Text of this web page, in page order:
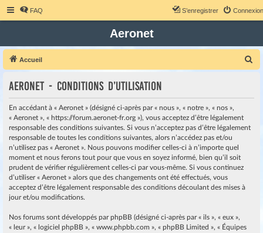
FAQ Connexion
S’enregistrer
Aeronet
Accueil
Aeronet - Conditions d’utilisation
En accédant à « Aeronet » (désigné ci-après par « nous », « notre », « nos »,
« Aeronet », « https://forum.aeronet-fr.org »), vous acceptez d’être légalement
responsable des conditions suivantes. Si vous n’acceptez pas d’être légalement
responsable de toutes les conditions suivantes, alors n’accédez pas et/ou
n’utilisez pas « Aeronet ». Nous pouvons modifier celles-ci à n’importe quel
moment et nous ferons tout pour que vous en soyez informé, bien qu’il soit
prudent de vérifier régulièrement celles-ci par vous-même. Si vous continuez
d’utiliser « Aeronet » alors que des changements ont été effectués, vous
acceptez d’être légalement responsable des conditions découlant des mises à
jour et/ou modifications.
Nos forums sont développés par phpBB (désigné ci-après par « ils », « eux »,
« leur », « logiciel phpBB », « www.phpbb.com », « phpBB Limited », « Équipes